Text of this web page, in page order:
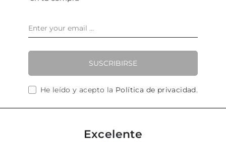
SUSCRIBIRSE
He leído y acepto la Política de privacidad.
Excelente